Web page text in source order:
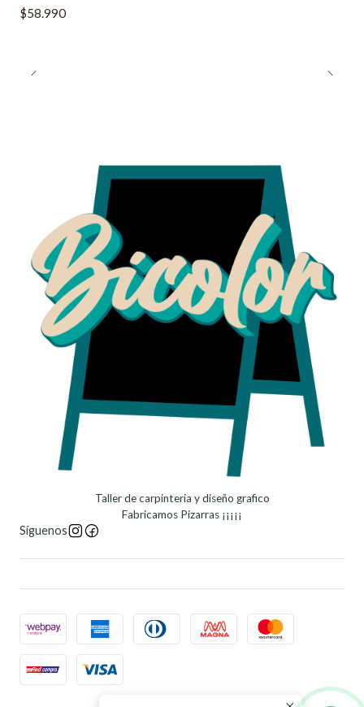
$58.990
Taller de carpinteria y diseño grafico
Fabricamos Pizarras ¡¡¡¡¡
Síguenos